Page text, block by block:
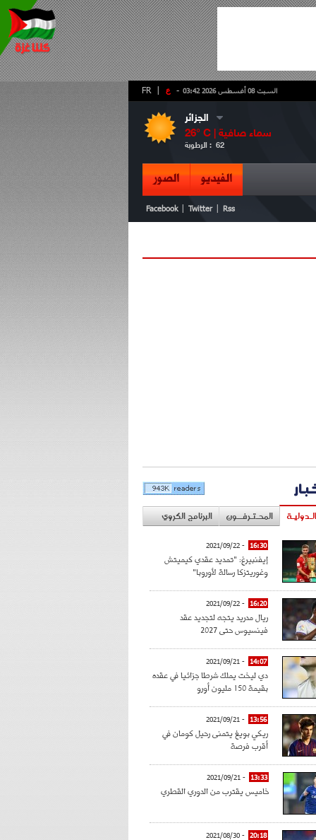
- ع FR السبت 08 أغسطس 2026 03:42
الجزائر
26° C | سماء صافية
الرطوبة : 62
الفيديو الصور
Facebook Twitter Rss
المحـتـرفــون البرنامج الكروي
16:30
- 2021/09/22
إيفنبيرغ: "تمديد عقدي كيميتش
وغوريتزكا رسالة لأوروبا"
16:20
- 2021/09/22
ريال مدريد يتجه لتجديد عقد
فينسيوس حتى 2027
14:07
- 2021/09/21
دي ليخت يملك شرطا جزائيا في عقده
بقيمة 150 مليون أورو
13:56
- 2021/09/21
ريكي بويغ يتمنى رحيل كومان في
أقرب فرصة
13:33
- 2021/09/21
خاميس يقترب من الدوري القطري
20:18
- 2021/08/30